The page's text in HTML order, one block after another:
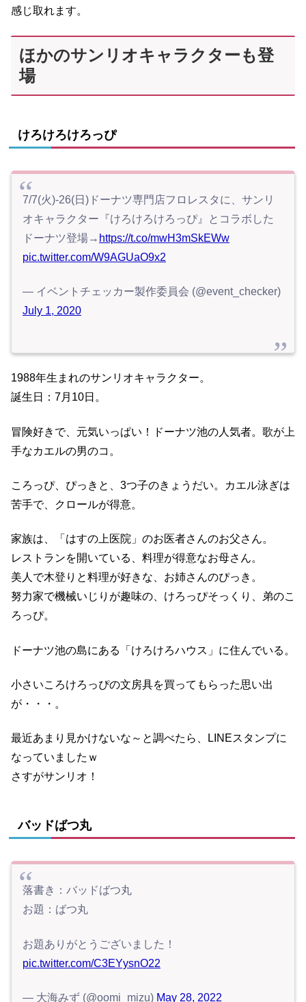
感じ取れます。
ほかのサンリオキャラクターも登
場
けろけろけろっぴ
7/7(火)-26(日)ドーナツ専門店フロレスタに、サンリ
オキャラクター『けろけろけろっぴ』とコラボした
ドーナツ登場→ https://t.co/mwH3mSkEWw
pic.twitter.com/W9AGUaO9x2
— イベントチェッカー製作委員会 (@event_checker)
July 1, 2020
1988年生まれのサンリオキャラクター。
誕生日：7月10日。
冒険好きで、元気いっぱい！ドーナツ池の人気者。歌が上
手なカエルの男のコ。
ころっぴ、ぴっきと、3つ子のきょうだい。カエル泳ぎは
苦手で、クロールが得意。
家族は、「はすの上医院」のお医者さんのお父さん。
レストランを開いている、料理が得意なお母さん。
美人で木登りと料理が好きな、お姉さんのぴっき。
努力家で機械いじりが趣味の、けろっぴそっくり、弟のこ
ろっぴ。
ドーナツ池の島にある「けろけろハウス」に住んでいる。
小さいころけろっぴの文房具を買ってもらった思い出
が・・・。
最近あまり見かけないな～と調べたら、LINEスタンプに
なっていましたｗ
さすがサンリオ！
バッドばつ丸
落書き：バッドばつ丸
お題：ばつ丸
お題ありがとうございました！
pic.twitter.com/C3EYysnO22
— 大海みず (@oomi_mizu) May 28, 2022